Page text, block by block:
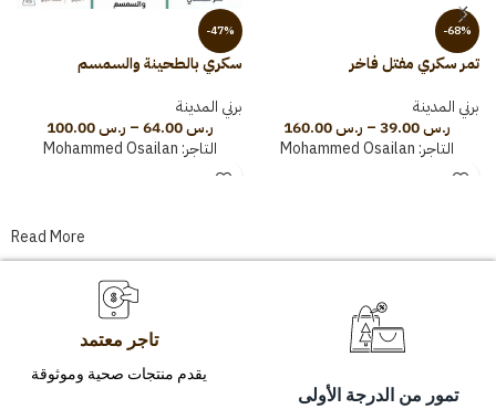
-68%
تمر سكري مفتل فاخر
برني المدينة
ر.س39.00
– ر.س160.00
التاجر: Mohammed Osailan
-47%
سكري بالطحينة والسمسم
برني المدينة
ر.س64.00
– ر.س100.00
التاجر: Mohammed Osailan
Read More
تمور من الدرجة الأولى
تاجر معتمد
يقدم منتجات صحية وموثوقة